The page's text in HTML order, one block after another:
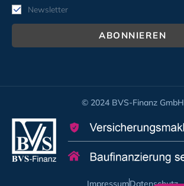
Newsletter
© 2024 BVS-Finanz GmbH
ImpressumDatenschutz